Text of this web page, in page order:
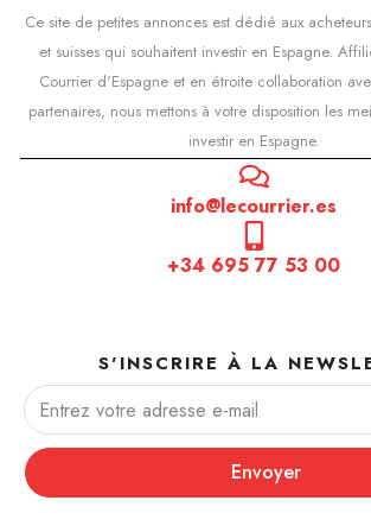
Ce site de petites annonces est dédié aux
et suisses qui souhaitent investir en Espagne.
Courrier d'Espagne et en étroite collaboration
partenaires, nous mettons à votre disposition les
investir en Espagne.
info@lecourrier.es
+34 695 77 53 00
S'INSCRIRE À LA
Envoyer